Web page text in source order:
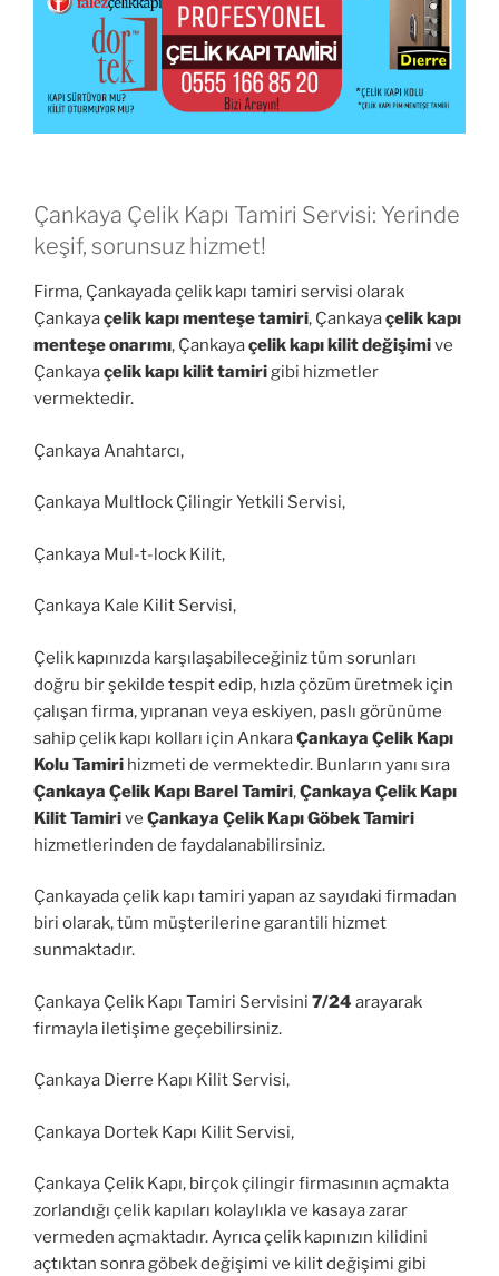
Çankaya Çelik Kapı Tamiri Servisi: Yerinde
keşif, sorunsuz hizmet!
Firma, Çankayada çelik kapı tamiri servisi olarak
Çankayaçelik kapı menteşe tamiri, Çankayaçelik kapı
menteşe onarımı, Çankayaçelik kapı kilit değişimive
Çankayaçelik kapı kilit tamirigibi hizmetler
vermektedir.
Çankaya Anahtarcı,
Çankaya Multlock Çilingir Yetkili Servisi,
Çankaya Mul-t-lock Kilit,
Çankaya Kale Kilit Servisi,
Çelik kapınızda karşılaşabileceğiniz tüm sorunları
doğru bir şekilde tespit edip, hızla çözüm üretmek için
çalışan firma, yıpranan veya eskiyen, paslı görünüme
sahip çelik kapı kolları için AnkaraÇankaya Çelik Kapı
Kolu Tamiri hizmeti de vermektedir. Bunların yanı sıra
Çankaya Çelik Kapı Barel Tamiri,Çankaya Çelik Kapı
Kilit Tamirive Çankaya Çelik Kapı Göbek Tamiri
hizmetlerinden de faydalanabilirsiniz.
Çankayada çelik kapı tamiri yapan az sayıdaki firmadan
biri olarak, tüm müşterilerine garantili hizmet
sunmaktadır.
Çankaya Çelik Kapı Tamiri Servisini 7/24 arayarak
firmayla iletişime geçebilirsiniz.
Çankaya Dierre Kapı Kilit Servisi,
Çankaya Dortek Kapı Kilit Servisi,
Çankaya Çelik Kapı, birçok çilingir firmasının açmakta
zorlandığı çelik kapıları kolaylıkla ve kasaya zarar
vermeden açmaktadır. Ayrıca çelik kapınızın kilidini
açtıktan sonra göbek değişimi ve kilit değişimi gibi